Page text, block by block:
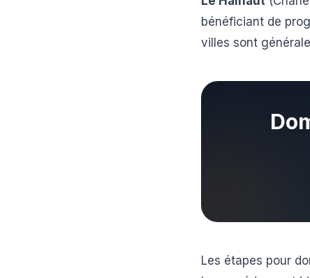
bénéficiant de
villes sont
Les étapes pour